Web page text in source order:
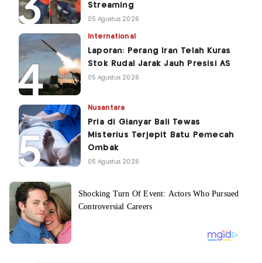
Streaming
05 Agustus 2026
International
Laporan: Perang Iran Telah Kuras
Stok Rudal Jarak Jauh Presisi AS
05 Agustus 2026
Nusantara
Pria di Gianyar Bali Tewas
Misterius Terjepit Batu Pemecah
Ombak
05 Agustus 2026